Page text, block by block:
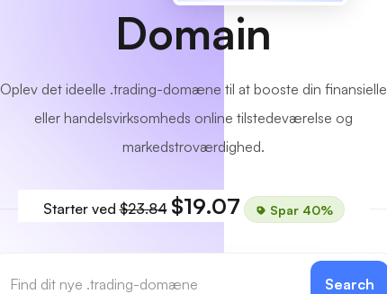
Domain
Oplev det ideelle .trading-domæne til at booste din finansielle
eller handelsvirksomheds online tilstedeværelse og
markedstroværdighed.
Starter ved$23.84 $19.07 Spar 40%
Search